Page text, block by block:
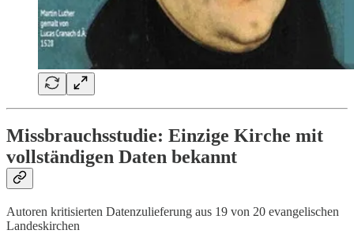
Missbrauchsstudie: Einzige Kirche mit
vollständigen Daten bekannt
Autoren kritisierten Datenzulieferung aus 19 von 20 evangelischen
Landeskirchen